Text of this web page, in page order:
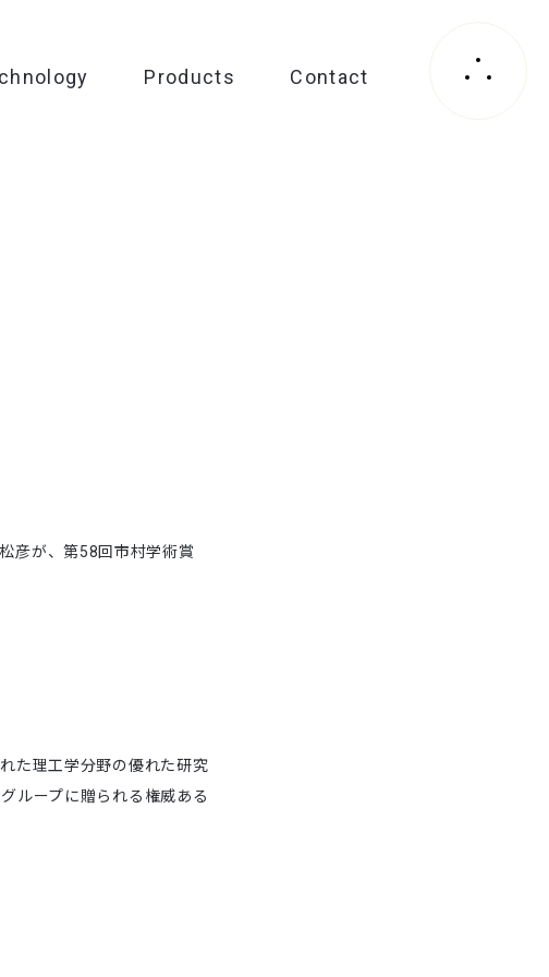
Products Contact
彦が、第58回市村学術賞
た理工学分野の優れた研究
ループに贈られる権威ある